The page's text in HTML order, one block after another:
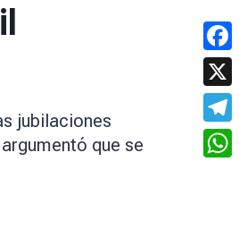
jubilaciones
que se
X